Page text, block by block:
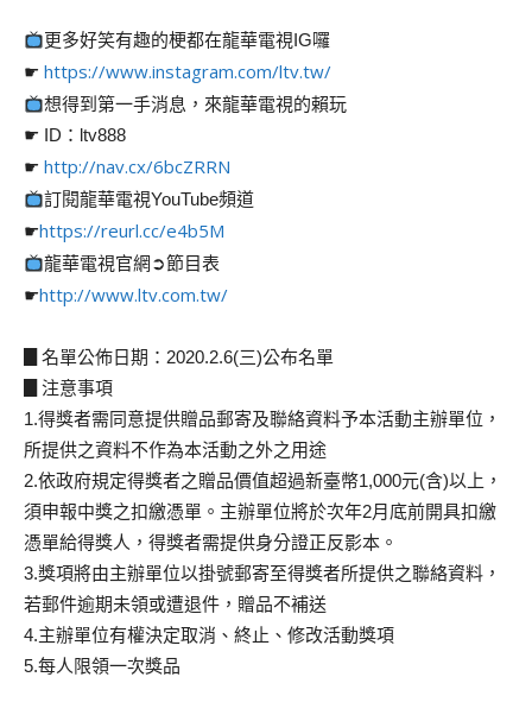
更多好笑有趣的梗都在龍華電視IG囉
☛ https://www.instagram.com/ltv.tw/
想得到第一手消息，來龍華電視的賴玩
☛ ID：ltv888
☛ http://nav.cx/6bcZRRN
訂閱龍華電視YouTube頻道
☛https://reurl.cc/e4b5M
龍華電視官網➲節目表
☛http://www.ltv.com.tw/
▊名單公佈日期：2020.2.6(三)公布名單
▊注意事項
1.得獎者需同意提供贈品郵寄及聯絡資料予本活動主辦單位，
所提供之資料不作為本活動之外之用途
2.依政府規定得獎者之贈品價值超過新臺幣1,000元(含)以上，
須申報中獎之扣繳憑單。主辦單位將於次年2月底前開具扣繳
憑單給得獎人，得獎者需提供身分證正反影本。
3.獎項將由主辦單位以掛號郵寄至得獎者所提供之聯絡資料，
若郵件逾期未領或遭退件，贈品不補送
4.主辦單位有權決定取消、終止、修改活動獎項
5.每人限領一次獎品